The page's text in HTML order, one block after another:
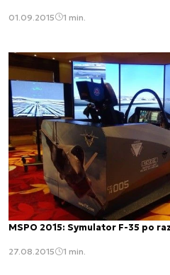
01.09.2015 1 min.
MSPO 2015: Symulator F-35 po
27.08.2015 1 min.